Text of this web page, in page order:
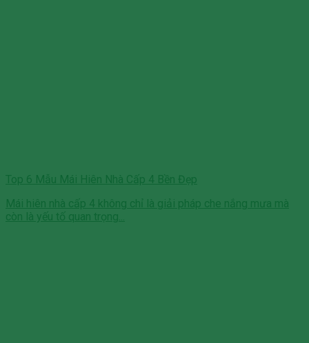
Top 6 Mẫu Mái Hiên Nhà Cấp 4 Bền Đẹp
Mái hiên nhà cấp 4 không chỉ là giải pháp che nắng mưa mà
còn là yếu tố quan trọng...